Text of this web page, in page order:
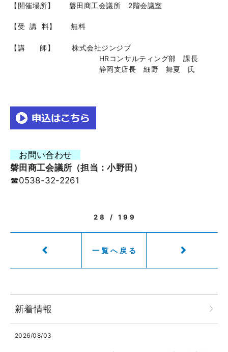
【開催場所】 磐田商工会議所 2階会議室
【受 講 料】 無料
【講 師】 株式会社ジンジブ
HRコンサルティング部 課長
静岡支店長 細野 舞夏 氏
お問い合わせ
磐田商工会議所（担当：小野田）
☎0538-32-2261
28 / 199
一覧へ戻る
新着情報
2026/08/03